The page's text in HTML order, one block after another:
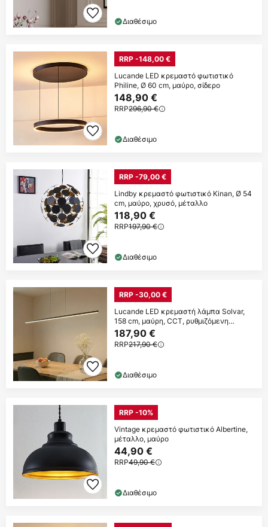
Διαθέσιμο
RRP -148,00 €
Lucande LED κρεμαστό φωτιστικό
Philine, Ø 60 cm, μαύρο, σίδερο
148,90 €
RRP296,90 €
Διαθέσιμο
RRP -79,00 €
Lindby κρεμαστό φωτιστικό Kinan, Ø 54
cm, μαύρο, χρυσό, μέταλλο
118,90 €
RRP197,90 €
Διαθέσιμο
RRP -30,00 €
Lucande LED κρεμαστή λάμπα Solvar,
158 cm, μαύρη, CCT, ρυθμιζόμενη
ένταση
187,90 €
RRP217,90 €
Διαθέσιμο
RRP -10%
Vintage κρεμαστό φωτιστικό Albertine,
μέταλλο, μαύρο
44,90 €
RRP49,90 €
Διαθέσιμο